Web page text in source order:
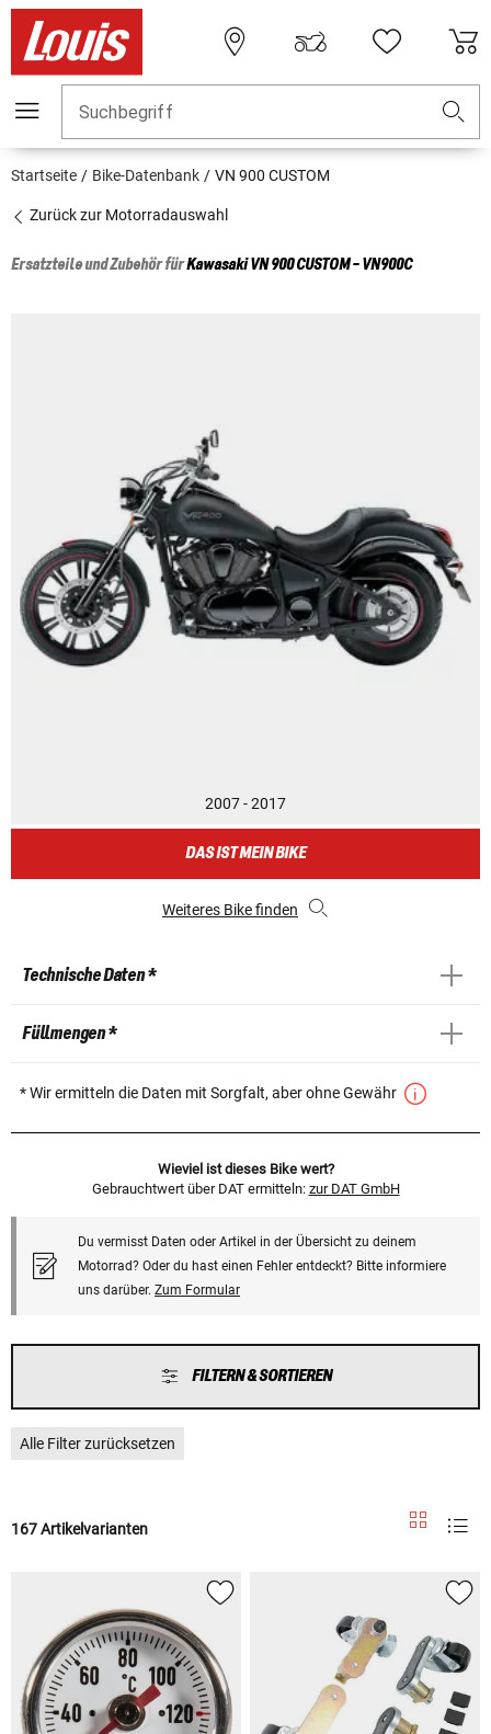
Suchbegriff
Startseite Bike-Datenbank VN 900 CUSTOM
Zurück zur Motorradauswahl
Ersatzteile und Zubehör fürKawasakiVN 900 CUSTOM - VN900C
2007 - 2017
DAS IST MEIN BIKE
Weiteres Bike finden
Technische Daten *
Füllmengen *
* Wir ermitteln die Daten mit Sorgfalt, aber ohne Gewähr
Wieviel ist dieses Bike wert?
Gebrauchtwert über DAT ermitteln: zur DAT GmbH
Du vermisst Daten oder Artikel in der Übersicht zu deinem
Motorrad? Oder du hast einen Fehler entdeckt? Bitte informiere
uns darüber. Zum Formular
FILTERN & SORTIEREN
Alle Filter zurücksetzen
167 Artikelvarianten